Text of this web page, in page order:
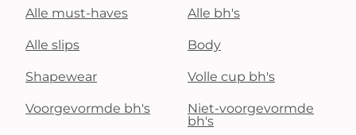
Alle must-haves Alle bh's
Alle slips Body
Shapewear Volle cup bh's
Voorgevormde bh's
Niet-voorgevormde
bh's